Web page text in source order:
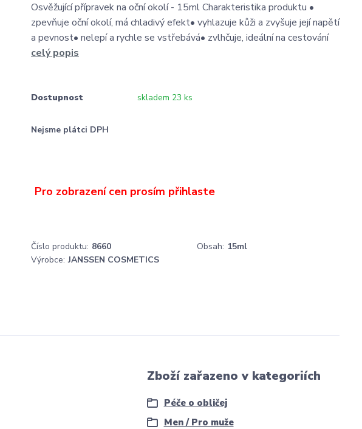
Osvěžující přípravek na oční okolí - 15ml Charakteristika produktu •
zpevňuje oční okolí, má chladivý efekt• vyhlazuje kůži a zvyšuje její napětí
a pevnost• nelepí a rychle se vstřebává• zvlhčuje, ideální na cestování
celý popis
Dostupnost skladem 23 ks
Nejsme plátci DPH
Číslo produktu: 8660 Obsah: 15ml
Výrobce: JANSSEN COSMETICS
Zboží zařazeno v kategoriích
Péče o obličej
Men / Pro muže